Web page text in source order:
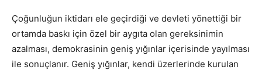
Çoğunluğun iktidarı ele geçirdiği ve devleti yönettiği bir
ortamda baskı için özel bir aygıta olan gereksinimin
azalması, demokrasinin geniş yığınlar içerisinde yayılması
ile sonuçlanır. Geniş yığınlar, kendi üzerlerinde kurulan